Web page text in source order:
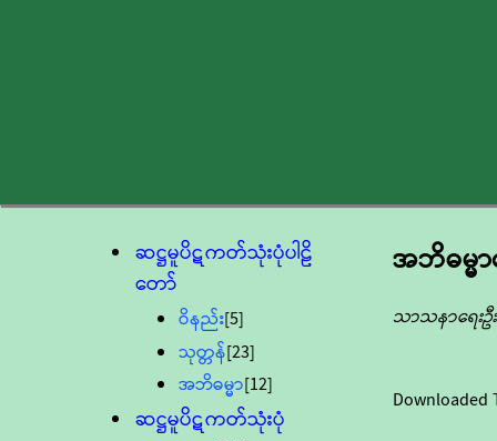
ဆဋ္ဌမူပိဋကတ်သုံးပုံပါဠိ
တော်
ဝိနည်း[5]
သုတ္တန်[23]
အဘိဓမ္မာ[12]
ဆဋ္ဌမူပိဋကတ်သုံးပုံ
အဘိဓမ္မ
သာသနာရေးဦ
Downloaded